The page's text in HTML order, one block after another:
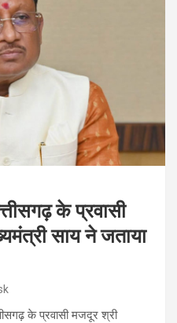
के प्रवासी
साय ने जताया
के प्रवासी मजदूर श्री